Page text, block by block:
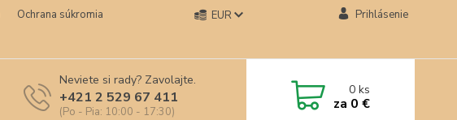
Ochrana súkromia
EUR Prihlásenie
Neviete si rady? Zavolajte.
+421 2 529 67 411
(Po - Pia: 10:00 - 17:30)
0ks
za 0 €